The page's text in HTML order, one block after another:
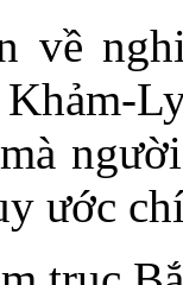
về
mà
ước